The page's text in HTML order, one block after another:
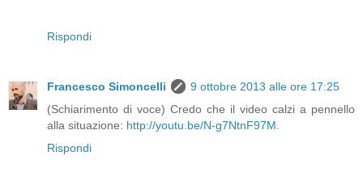
Rispondi
Francesco Simoncelli
9 ottobre 2013 alle ore 17:25
(Schiarimento di voce) Credo che il video calzi a pennello
alla situazione: http://youtu.be/N-g7NtnF97M
Rispondi